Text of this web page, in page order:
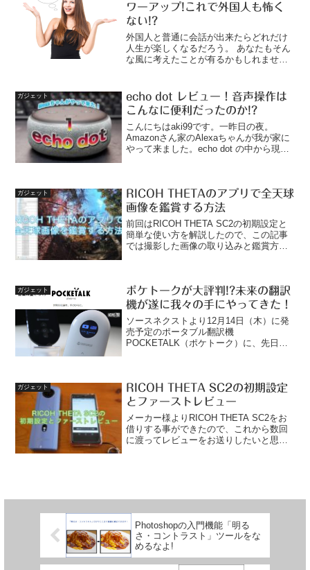
ワーアップ!これで外国人も怖く
ない!?
外国人と普通に会話が出来たらどれだけ
人生が楽しくなるだろう。 あなたもそん
な風に考えたことが有るかもしれませ
界が変わるよね。 でも、あなたが30代半
ば以上なら、だんだんと記憶力が衰えて
新しいことが覚えづらくなっていると思
います(^_^; もちろん、若い方でも時間的
にも金銭的にも英会話なんて習っている
余裕は無いかも知れません。 じゃあどう
ガジェット
echo dot レビュー！音声操作は
こんなに便利だったのか!?
こんにちはaki99です。一昨日の夜。
Amazonさん家のAlexaちゃんが我が家に
やって来ました。echo dot の中から現れ
ガジェット
RICOH THETAのアプリで全天球
画像を鑑賞する方法
前回はRICOH THETA SC2の初期設定と
簡単な使い方を解説したので、この記事
では撮影した画像の取り込みと鑑賞方法
ガジェット
ポケトークが大評判!?未来の翻訳
機が遂に我々の手にやってきた！
ソースネクストより12月14日（木）に発
売予定のポータブル翻訳機
POCKETALK（ポケトーク）に、先日行
でした。デモを見せてもらった時に本当
にそう思いました。（そう呟いてたか
も・・・）
ガジェット
RICOH THETA SC2の初期設定
とファーストレビュー
メーカー様よりRICOH THETA SC2をお
借りする事ができたので、これから数回
に渡ってレビューをお送りしたいと思い
Photoshopの入門機能「明る
さ・コントラスト」ツールをな
めるなよ!